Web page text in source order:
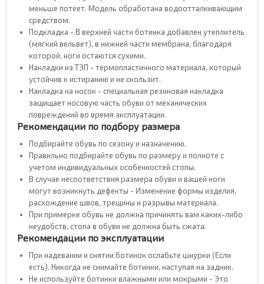
меньше потеет. Модель обработана водоотталкивающим
средством.
Подкладка - В верхней части ботинка добавлен утеплитель
(мягкий вельвет), в нижней части мембрана, благодаря
которой, ноги остаются сухими.
Накладки из ТЭП - термопластичного материала, который
устойчив к истиранию и не скользит.
Накладка на носок - специальная резиновая накладка
защищает носовую часть обуви от механических
повреждений во время эксплуатации.
Рекомендации по подбору размера
Подбирайте обувь по сезону и назначению.
Правильно подбирайте обувь по размеру и полноте с
учетом индивидуальных особенностей стопы.
В случае несоответствия размера обуви и вашей ноги
могут возникнуть дефекты - Изменение формы изделия,
расхождение швов, трещины и разрывы материала.
При примерке обувь не должна причинять вам каких-либо
неудобств, стопа в обуви не должна быть сжата.
Рекомендации по эксплуатации
При надевании и снятии ботинок ослабьте шнурки (Если
есть). Никогда не снимайте ботинки, наступая на задник.
Не используйте ботинки влажными или мокрыми - Это